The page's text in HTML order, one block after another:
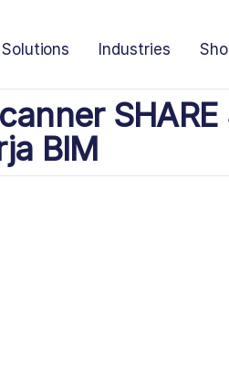
Solutions Industries
BIM